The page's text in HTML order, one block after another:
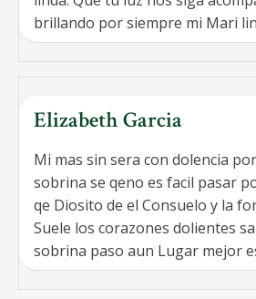
brillando por siempre mi Mari
Elizabeth Garcia
Mi mas sin sera con dolencia
sobrina se qeno es facil pasar
qe Diosito de el Consuelo y la
Suele los corazones dolientes
sobrina paso aun Lugar mejor